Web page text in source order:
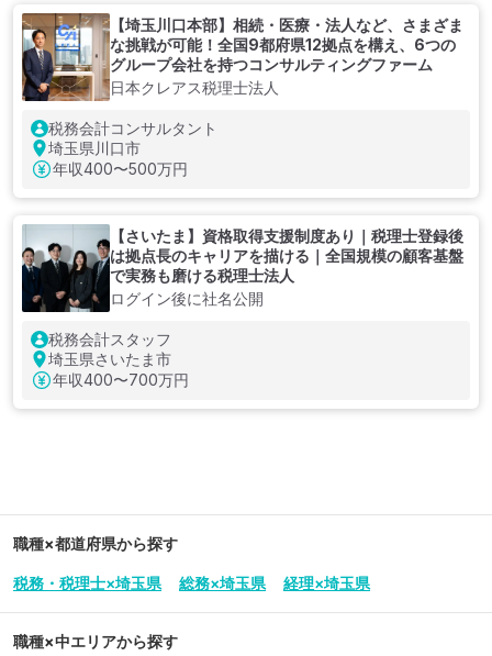
【埼玉川口本部】相続・医療・法人など、さまざま
な挑戦が可能！全国9都府県12拠点を構え、6つの
グループ会社を持つコンサルティングファーム
日本クレアス税理士法人
税務会計コンサルタント
埼玉県川口市
年収400〜500万円
【さいたま】資格取得支援制度あり｜税理士登録後
は拠点長のキャリアを描ける｜全国規模の顧客基盤
で実務も磨ける税理士法人
ログイン後に社名公開
税務会計スタッフ
埼玉県さいたま市
年収400〜700万円
職種×都道府県から探す
税務・税理士×埼玉県 総務×埼玉県 経理×埼玉県
職種×中エリアから探す